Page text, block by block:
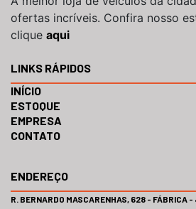
ofertas incríveis. Confira nosso
clique aqui
LINKS RÁPIDOS
INÍCIO
ESTOQUE
EMPRESA
CONTATO
ENDEREÇO
R. BERNARDO MASCARENHAS, 628 - FÁBRICA -